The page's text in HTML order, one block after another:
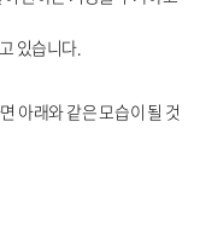
있습니다.
아래와 같은 모습이 될 것